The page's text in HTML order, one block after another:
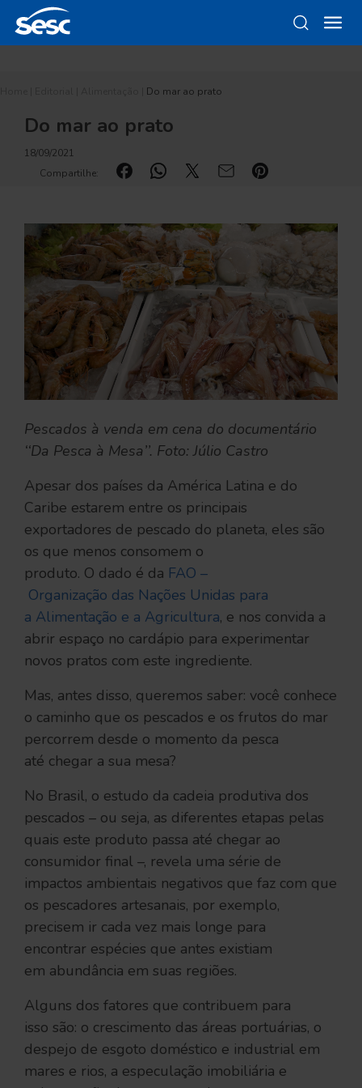
Do mar ao prato
Do mar ao prato
18/09/2021
Compartilhe:
Pescados à venda em cena do documentário
‘‘Da Pesca à Mesa’’. Foto: Júlio Castro
Apesar dos países da América Latina e do
Caribe estarem entre os principais
exportadores de pescado do planeta, eles são
os que menos consomem o
produto. O dado é da FAO –
Organização das Nações Unidas para
a Alimentação e a Agricultura, e nos convida a
abrir espaço no cardápio para experimentar
novos pratos com este ingrediente.
Mas, antes disso, queremos saber: você conhece
o caminho que os pescados e os frutos do mar
percorrem desde o momento da pesca
até chegar a sua mesa?
No Brasil, o estudo da cadeia produtiva dos
pescados – ou seja, as diferentes etapas pelas
quais este produto passa até chegar ao
consumidor final –, revela uma série de
impactos ambientais negativos que faz com que
os pescadores artesanais, por exemplo,
precisem ir cada vez mais longe para
encontrar espécies que antes existiam
em abundância em suas regiões.
Alguns dos fatores que contribuem para
isso são: o crescimento das áreas portuárias, o
despejo de esgoto doméstico e industrial em
mares e rios, a especulação imobiliária e